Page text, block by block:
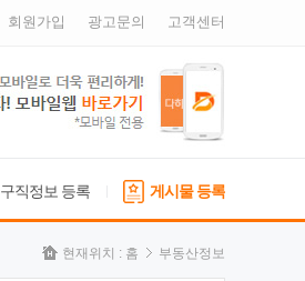
회원가입 광고문의 고객센터
구직정보 등록 게시물 등록
현재위치 : 홈 부동산정보